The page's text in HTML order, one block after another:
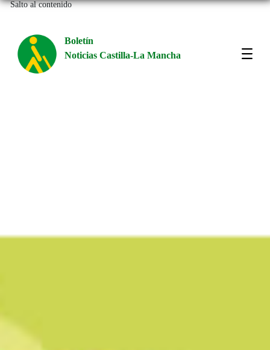
Salto al contenido
Boletín
Noticias Castilla-La Mancha